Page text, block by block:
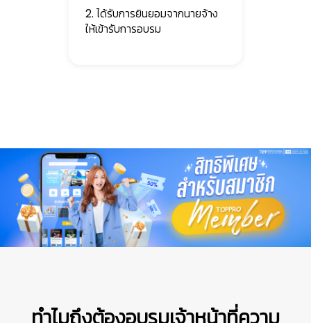
2. ได้รับการยินยอมจากนายจ้าง
ให้เข้ารับการอบรม